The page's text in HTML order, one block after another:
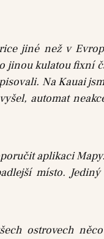
jiné než v
jinou kulatou fixní
Na Kauai
automat
aplikaci
místo.
ostrovech